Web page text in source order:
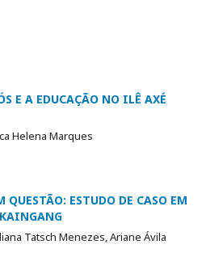
E A EDUCAÇÃO NO ILÊ AXÉ
Helena Marques
ESTUDO DE CASO EM
Tatsch Menezes, Ariane Ávila